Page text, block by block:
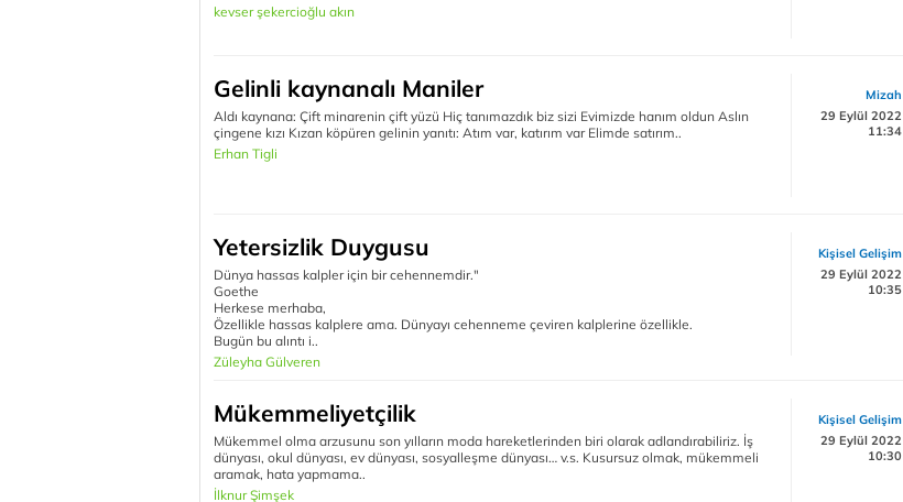
kevser şekercioğlu akın
Gelinli kaynanalı Maniler
Aldı kaynana: Çift minarenin çift yüzü Hiç tanımazdık biz sizi Evimizde hanım oldun Aslın
çingene kızı Kızan köpüren gelinin yanıtı: Atım var, katırım var Elimde satırım..
Erhan Tigli
Mizah
29 Eylül 2022
11:34
Yetersizlik Duygusu
Dünya hassas kalpler için bir cehennemdir."
Goethe
Herkese merhaba,
Özellikle hassas kalplere ama. Dünyayı cehenneme çeviren kalplerine özellikle.
Bugün bu alıntı i..
Züleyha Gülveren
Kişisel Gelişim
29 Eylül 2022
10:35
Mükemmeliyetçilik
Mükemmel olma arzusunu son yılların moda hareketlerinden biri olarak adlandırabiliriz. İş
dünyası, okul dünyası, ev dünyası, sosyalleşme dünyası… v.s. Kusursuz olmak, mükemmeli
aramak, hata yapmama..
İlknur Şimşek
Kişisel Gelişim
29 Eylül 2022
10:30